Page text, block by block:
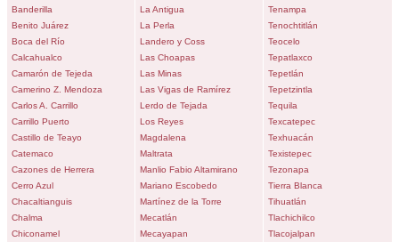
Banderilla
Benito Juárez
Boca del Río
Calcahualco
Camarón de Tejeda
Camerino Z. Mendoza
Carlos A. Carrillo
Carrillo Puerto
Castillo de Teayo
Catemaco
Cazones de Herrera
Cerro Azul
Chacaltianguis
Chalma
Chiconamel
La Antigua
La Perla
Landero y Coss
Las Choapas
Las Minas
Las Vigas de Ramírez
Lerdo de Tejada
Los Reyes
Magdalena
Maltrata
Manlio Fabio Altamirano
Mariano Escobedo
Martínez de la Torre
Mecatlán
Mecayapan
Tenampa
Tenochtitlán
Teocelo
Tepatlaxco
Tepetlán
Tepetzintla
Tequila
Texcatepec
Texhuacán
Texistepec
Tezonapa
Tierra Blanca
Tihuatlán
Tlachichilco
Tlacojalpan